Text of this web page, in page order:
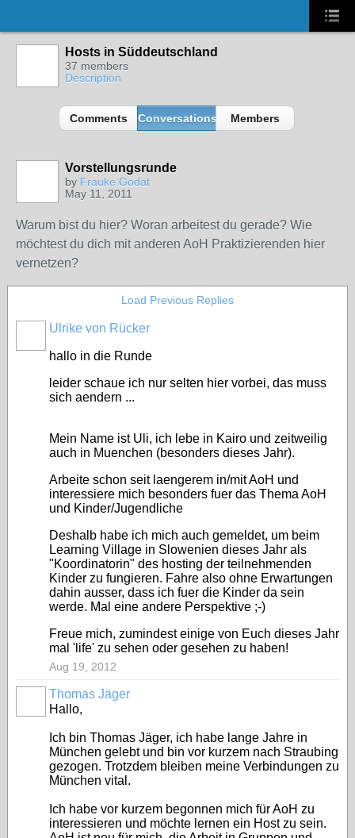
Hosts in Süddeutschland
37 members
Description
Comments Conversations Members
Vorstellungsrunde
by Frauke Godat
May 11, 2011
Warum bist du hier? Woran arbeitest du gerade? Wie
möchtest du dich mit anderen AoH Praktizierenden hier
vernetzen?
Load Previous Replies
Ulrike von Rücker
hallo in die Runde
leider schaue ich nur selten hier vorbei, das muss
sich aendern ...
Mein Name ist Uli, ich lebe in Kairo und zeitweilig
auch in Muenchen (besonders dieses Jahr).
Arbeite schon seit laengerem in/mit AoH und
interessiere mich besonders fuer das Thema AoH
und Kinder/Jugendliche
Deshalb habe ich mich auch gemeldet, um beim
Learning Village in Slowenien dieses Jahr als
"Koordinatorin" des hosting der teilnehmenden
Kinder zu fungieren. Fahre also ohne Erwartungen
dahin ausser, dass ich fuer die Kinder da sein
werde. Mal eine andere Perspektive ;-)
Freue mich, zumindest einige von Euch dieses Jahr
mal 'life' zu sehen oder gesehen zu haben!
Aug 19, 2012
Thomas Jäger
Hallo,
Ich bin Thomas Jäger, ich habe lange Jahre in
München gelebt und bin vor kurzem nach Straubing
gezogen. Trotzdem bleiben meine Verbindungen zu
München vital.
Ich habe vor kurzem begonnen mich für AoH zu
interessieren und möchte lernen ein Host zu sein.